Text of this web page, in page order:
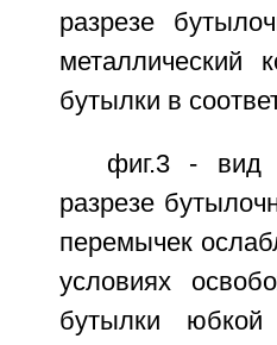
разрезе
металлический
бутылки в
фиг.3 - вид
разрезе
перемычек
условиях
бутылки